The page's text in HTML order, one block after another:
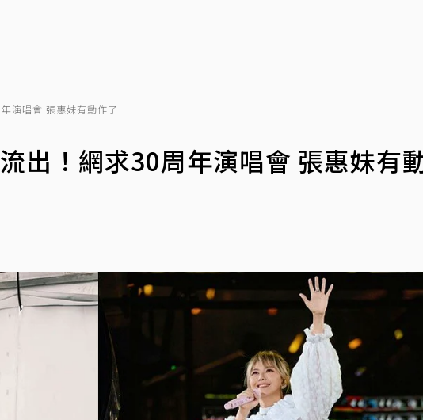
演唱會 張惠妹有動作了
出！網求30周年演唱會 張惠妹有